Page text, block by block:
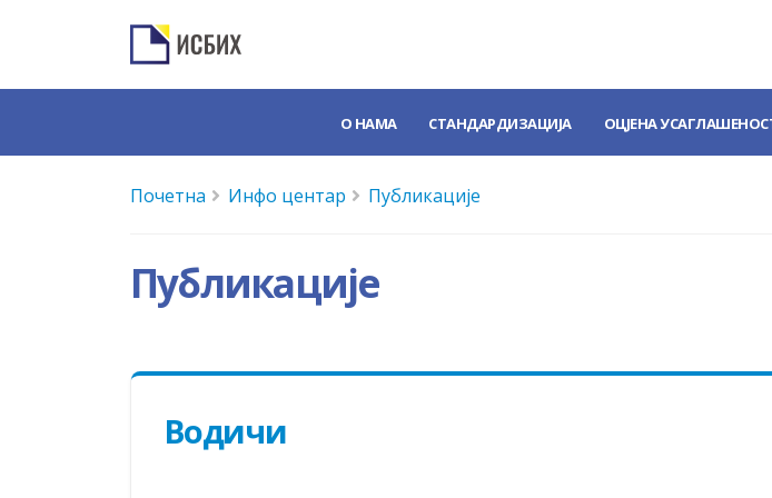
О НАМА СТАНДАРДИЗАЦИЈА ОЦЈЕНА
Почетна Инфо центар Публикације
Публикације
Водичи